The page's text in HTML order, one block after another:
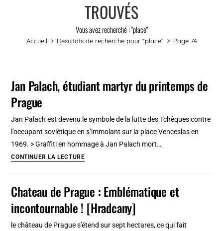
TROUVÉS
Vous avez recherché : "place"
Accueil > Résultats de recherche pour“place” > Page 74
Jan Palach, étudiant martyr du printemps de
Prague
Jan Palach est devenu le symbole de la lutte des Tchèques contre
l’occupant soviétique en s’immolant sur la place Venceslas en
1969. > Graffiti en hommage à Jan Palach mort…
CONTINUER LA LECTUREJan
martyr
du
printemps
Chateau de Prague : Emblématique et
incontournable ! [Hradcany]
le château de Prague s'étend sur sept hectares, ce qui fait